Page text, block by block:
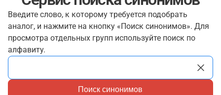
Введите слово, к которому требуется подобрать
аналог, и нажмите на кнопку «Поиск синонимов». Для
просмотра отдельных групп используйте поиск по
алфавиту.
Поиск синонимов